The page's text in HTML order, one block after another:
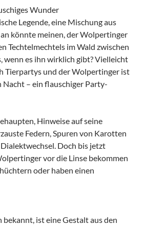
Wunder
Legende, eine Mischung aus
könnte meinen, der Wolpertinger
Techtelmechtels im Wald zwischen
wenn es ihn wirklich gibt? Vielleicht
Tierpartys und der Wolpertinger ist
– ein flauschiger Party-
Hinweise auf seine
Federn, Spuren von Karotten
Doch bis jetzt
vor die Linse bekommen
oder haben einen
bekannt, ist eine Gestalt aus den